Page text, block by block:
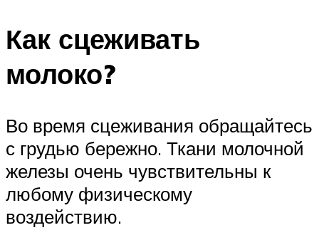
Как сцеживать
молоко?
Во время сцеживания обращайтесь
с грудью бережно. Ткани молочной
железы очень чувствительны к
любому физическому
воздействию.